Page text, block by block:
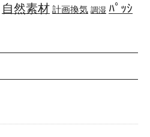
自然素材 計画換気 調湿 ﾊﾟｯｼ